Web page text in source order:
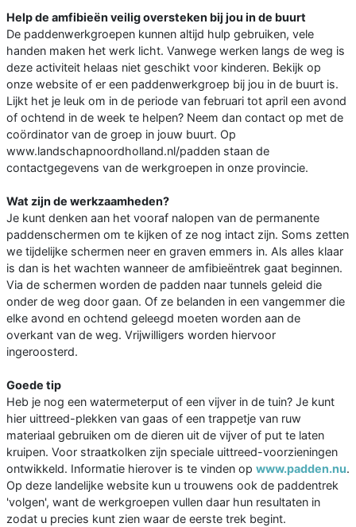
Help de amfibieën veilig oversteken bij jou in de buurt
De paddenwerkgroepen kunnen altijd hulp gebruiken, vele
handen maken het werk licht. Vanwege werken langs de weg is
deze activiteit helaas niet geschikt voor kinderen. Bekijk op
onze website of er een paddenwerkgroep bij jou in de buurt is.
Lijkt het je leuk om in de periode van februari tot april een avond
of ochtend in de week te helpen? Neem dan contact op met de
coördinator van de groep in jouw buurt. Op
www.landschapnoordholland.nl/padden staan de
contactgegevens van de werkgroepen in onze provincie.
Wat zijn de werkzaamheden?
Je kunt denken aan het vooraf nalopen van de permanente
paddenschermen om te kijken of ze nog intact zijn. Soms zetten
we tijdelijke schermen neer en graven emmers in. Als alles klaar
is dan is het wachten wanneer de amfibieëntrek gaat beginnen.
Via de schermen worden de padden naar tunnels geleid die
onder de weg door gaan. Of ze belanden in een vangemmer die
elke avond en ochtend geleegd moeten worden aan de
overkant van de weg. Vrijwilligers worden hiervoor
ingeroosterd.
Goede tip
Heb je nog een watermeterput of een vijver in de tuin? Je kunt
hier uittreed-plekken van gaas of een trappetje van ruw
materiaal gebruiken om de dieren uit de vijver of put te laten
kruipen. Voor straatkolken zijn speciale uittreed-voorzieningen
ontwikkeld. Informatie hierover is te vinden op www.padden.nu.
Op deze landelijke website kun u trouwens ook de paddentrek
'volgen', want de werkgroepen vullen daar hun resultaten in
zodat u precies kunt zien waar de eerste trek begint.